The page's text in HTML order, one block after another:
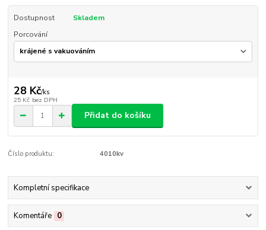
Dostupnost
Skladem
Porcování
28 Kč/ks
25 Kč bez DPH
Přidat do košíku
Číslo produktu: 4010kv
Kompletní specifikace
Komentáře 0